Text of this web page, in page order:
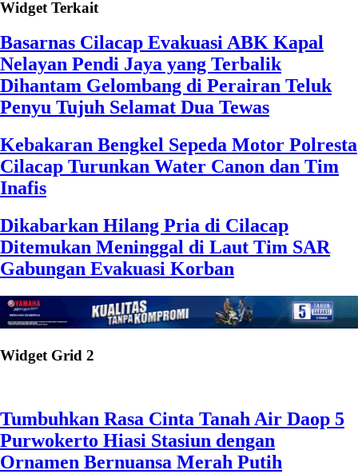
Widget Terkait
Basarnas Cilacap Evakuasi ABK Kapal
Nelayan Pendi Jaya yang Terbalik
Dihantam Gelombang di Perairan Teluk
Penyu Tujuh Selamat Dua Tewas
Kebakaran Bengkel Sepeda Motor Polresta
Cilacap Turunkan Water Canon dan Tim
Inafis
Dikabarkan Hilang Pria di Cilacap
Ditemukan Meninggal di Laut Tim SAR
Gabungan Evakuasi Korban
Widget Grid 2
Tumbuhkan Rasa Cinta Tanah Air Daop 5
Purwokerto Hiasi Stasiun dengan
Ornamen Bernuansa Merah Putih